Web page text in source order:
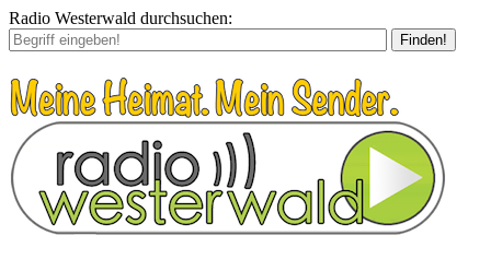
Radio Westerwald durchsuchen:
Finden!